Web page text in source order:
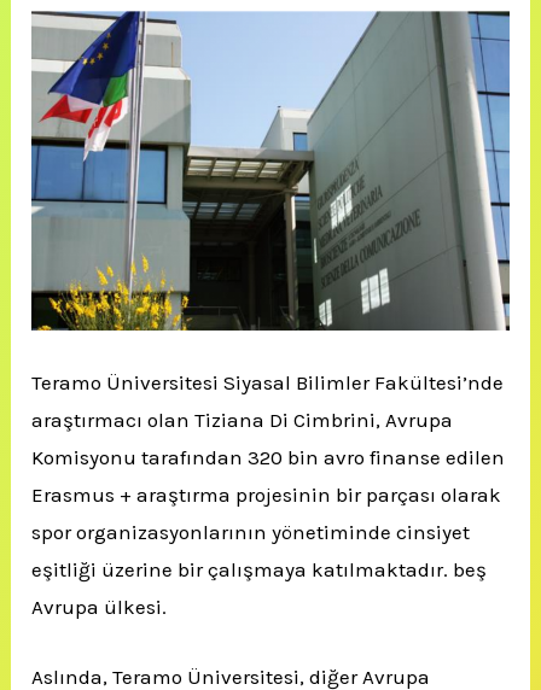
Teramo Üniversitesi Siyasal Bilimler Fakültesi’nde
araştırmacı olan Tiziana Di Cimbrini, Avrupa
Komisyonu tarafından 320 bin avro finanse edilen
Erasmus + araştırma projesinin bir parçası olarak
spor organizasyonlarının yönetiminde cinsiyet
eşitliği üzerine bir çalışmaya katılmaktadır. beş
Avrupa ülkesi.
Aslında, Teramo Üniversitesi, diğer Avrupa